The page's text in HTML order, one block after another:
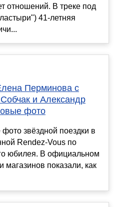
отношений. В треке под
41-летняя
Перминова с
и Александр
фото
звёздной поездки в
Rendez-Vous по
юбилея. В официальном
магазинов показали, как